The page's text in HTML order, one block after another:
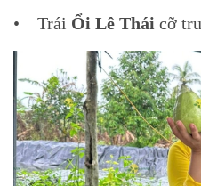
• Trái Ổi Lê Thái cỡ